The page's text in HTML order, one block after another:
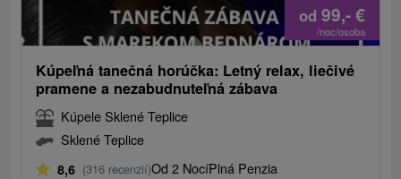
od 99,-€
/noc/osoba
Kúpeľná tanečná horúčka: Letný relax, liečivé
pramene a nezabudnuteľná zábava
Kúpele Sklené Teplice
Sklené Teplice
8,6 (316 recenzií)Od 2 NocíPlná Penzia